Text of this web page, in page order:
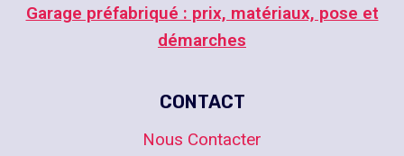
Garage préfabriqué : prix, matériaux, pose et
démarches
CONTACT
Nous Contacter